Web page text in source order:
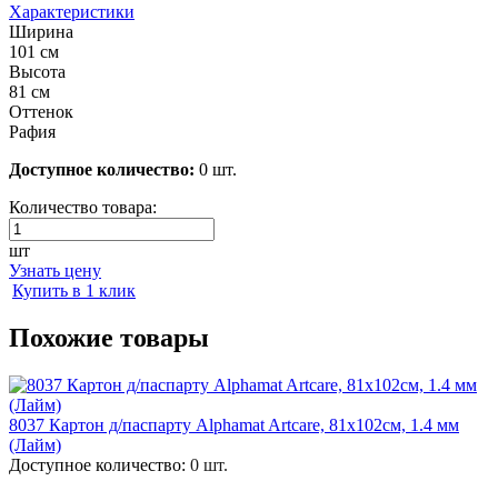
Характеристики
Ширина
101 см
Высота
81 см
Оттенок
Рафия
Доступное количество: 0 шт.
Количество товара:
шт
Узнать цену
Купить в 1 клик
Похожие товары
8037 Картон д/паспарту Alphamat Artcare, 81x102см, 1.4 мм
(Лайм)
Доступное количество: 0 шт.